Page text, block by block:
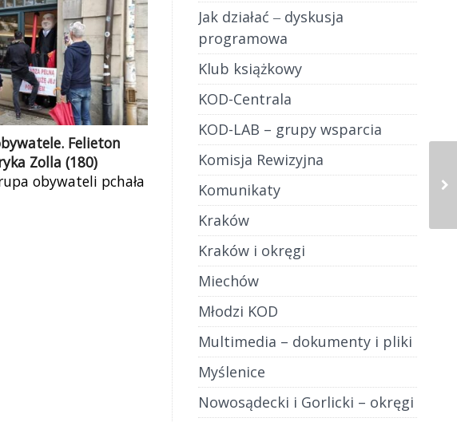
Felieton
Zolla (180)
obywateli pchała
Jak działać ‒ dyskusja
programowa
Klub książkowy
KOD-Centrala
KOD-LAB – grupy wsparcia
Komisja Rewizyjna
Komunikaty
Kraków
Kraków i okręgi
Miechów
Młodzi KOD
Multimedia – dokumenty i pliki
Myślenice
Nowosądecki i Gorlicki – okręgi